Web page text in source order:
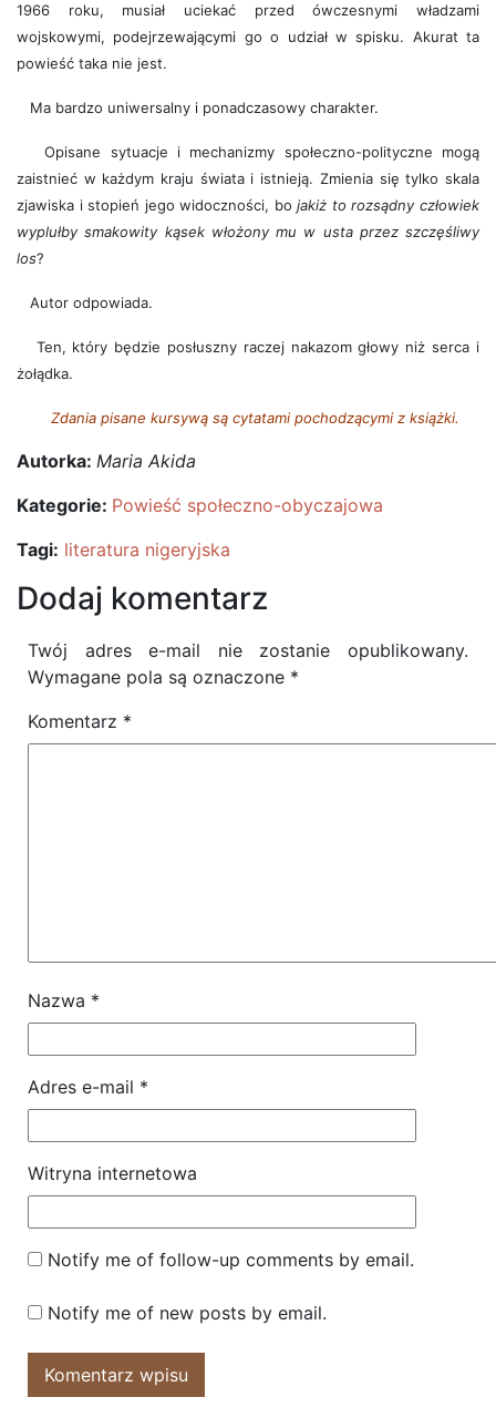
1966 roku, musiał uciekać przed ówczesnymi władzami
wojskowymi, podejrzewającymi go o udział w spisku. Akurat ta
powieść taka nie jest.
Ma bardzo uniwersalny i ponadczasowy charakter.
Opisane sytuacje i mechanizmy społeczno-polityczne mogą
zaistnieć w każdym kraju świata i istnieją. Zmienia się tylko skala
zjawiska i stopień jego widoczności, bojakiż to rozsądny człowiek
wyplułby smakowity kąsek włożony mu w usta przez szczęśliwy
los?
Autor odpowiada.
Ten, który będzie posłuszny raczej nakazom głowy niż serca i
żołądka.
Zdania pisane kursywą są cytatami pochodzącymi z książki.
Autorka: Maria Akida
Kategorie: Powieść społeczno-obyczajowa
Tagi: literatura nigeryjska
Dodaj komentarz
Twój adres e-mail nie zostanie opublikowany.
Wymagane pola są oznaczone *
Komentarz *
Nazwa *
Adres e-mail *
Witryna internetowa
Notify me of follow-up comments by email.
Notify me of new posts by email.